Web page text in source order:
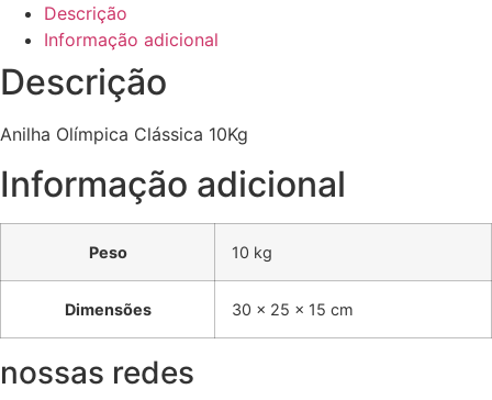
Descrição
Informação adicional
Descrição
Anilha Olímpica Clássica 10Kg
Informação adicional
Peso 10 kg
Dimensões 30 × 25 × 15 cm
nossas redes